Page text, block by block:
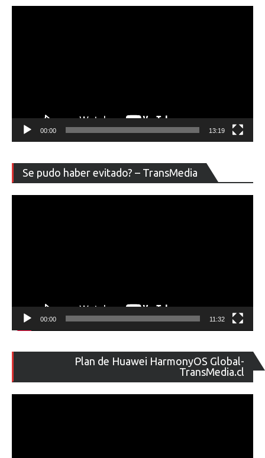
00:00 13:19
Se pudo haber evitado? – TransMedia
de
00:00 11:32
Plan de Huawei HarmonyOS Global-
TransMedia.cl
de